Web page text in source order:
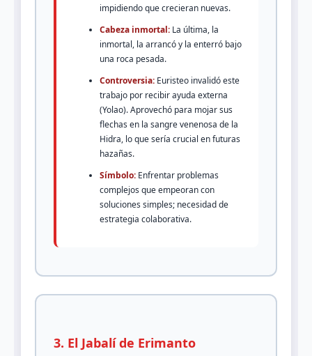
impidiendo que crecieran nuevas.
Cabeza inmortal: La última, la
inmortal, la arrancó y la enterró bajo
una roca pesada.
Controversia: Euristeo invalidó este
trabajo por recibir ayuda externa
(Yolao). Aprovechó para mojar sus
flechas en la sangre venenosa de la
Hidra, lo que sería crucial en futuras
hazañas.
Símbolo: Enfrentar problemas
complejos que empeoran con
soluciones simples; necesidad de
estrategia colaborativa.
3. El Jabalí de Erimanto